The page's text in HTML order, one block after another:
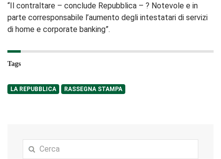
“Il contraltare – conclude Repubblica – ? Notevole e in
parte corresponsabile l’aumento degli intestatari di servizi
di home e corporate banking”.
Tags
LA REPUBBLICA RASSEGNA STAMPA